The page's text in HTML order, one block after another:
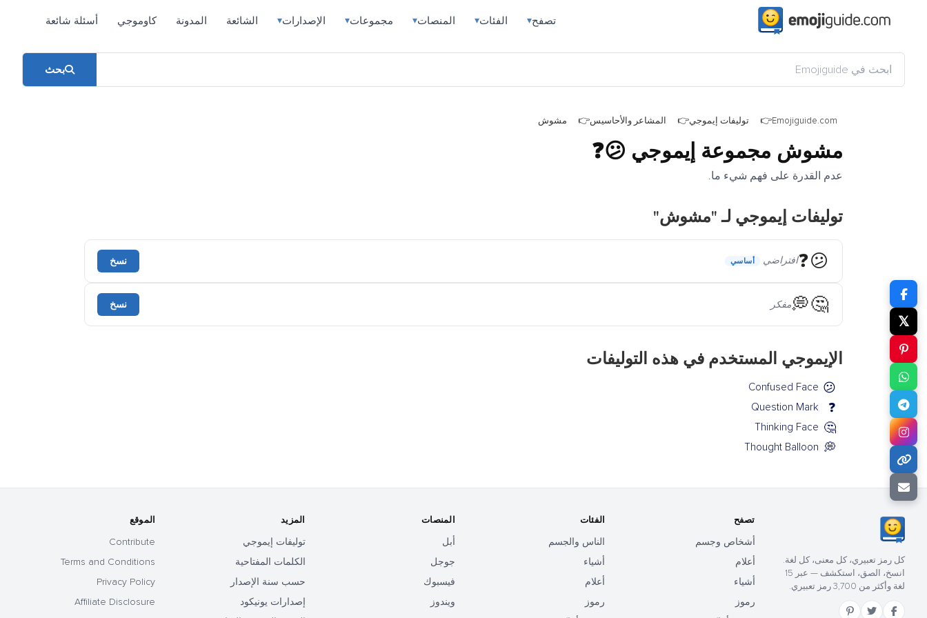
تصفح▾ الفئات▾ المنصات▾ مجموعات▾ الإصدارات▾ الشائعة المدونة كاوموجي أسئلة شائعة
بحث
Emojiguide.com توليفات إيموجي المشاعر والأحاسيس مشوش
مشوش مجموعة إيموجي 😕❓
عدم القدرة على فهم شيء ما.
توليفات إيموجي لـ "مشوش"
😕❓افتراضي أساسي نسخ
🤔💭مفكر نسخ
الإيموجي المستخدم في هذه التوليفات
😕
Confused Face
❓
Question Mark
🤔
Thinking Face
💭
Thought Balloon
𝕏
كل رمز تعبيري، كل معنى، كل لغة.
انسخ، الصق، استكشف — عبر 15
لغة وأكثر من 3,700 رمز تعبيري.
تصفح
أشخاص وجسم
أعلام
أشياء
رموز
الفئات
الناس والجسم
أشياء
أعلام
رموز
المنصات
أبل
جوجل
فيسبوك
ويندوز
المزيد
توليفات إيموجي
الكلمات المفتاحية
حسب سنة الإصدار
إصدارات يونيكود
الموقع
Contribute
Terms and Conditions
Privacy Policy
Affiliate Disclosure